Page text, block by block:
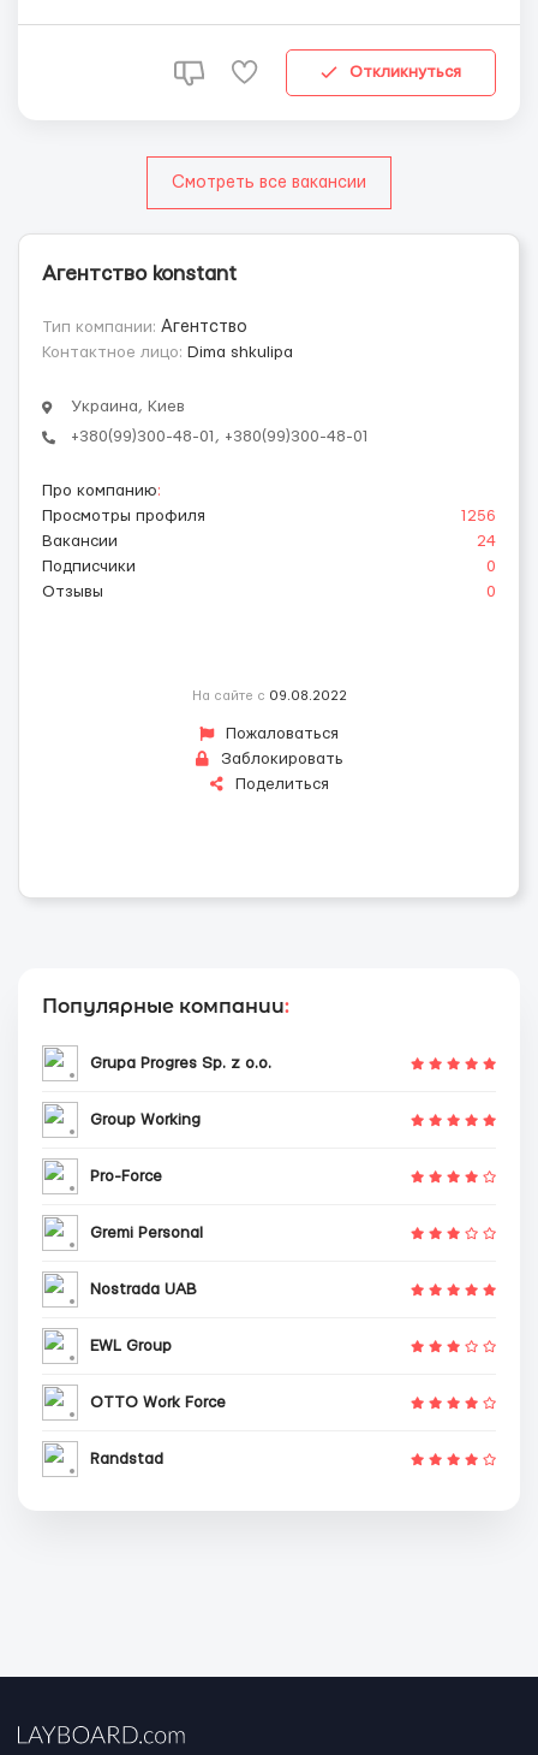
Откликнуться
Смотреть все вакансии
Агентство konstant
Тип компании: Агентство
Контактное лицо: Dima shkulipa
Украина, Киев
+380(99)300-48-01, +380(99)300-48-01
Про компанию:
Просмотры профиля
1256
Вакансии
24
Подписчики
0
Отзывы
0
На сайте с 09.08.2022
Пожаловаться
Заблокировать
Поделиться
Популярные компании:
Grupa Progres Sp. z o.o.
Group Working
Pro-Force
Gremi Personal
Nostrada UAB
EWL Group
OTTO Work Force
Randstad